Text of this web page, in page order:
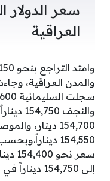
سعر الدولار
العراقية
والمدن العراقية، وجاءت الأسعار
154,550
سعر
إلى 154,750 ديناراً في النجف والبصرة.